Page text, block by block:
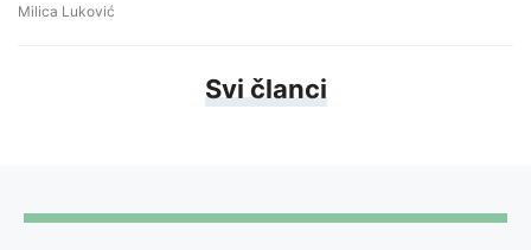
Milica Luković
Svi članci